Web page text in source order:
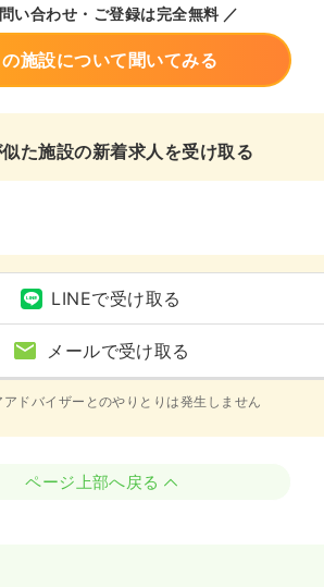
い合わせ・ご登録は完全無料 ／
の施設について聞いてみる
た施設の新着求人を受け取る
LINEで受け取る
メールで受け取る
ドバイザーとのやりとりは発生しません
ページ上部へ戻る